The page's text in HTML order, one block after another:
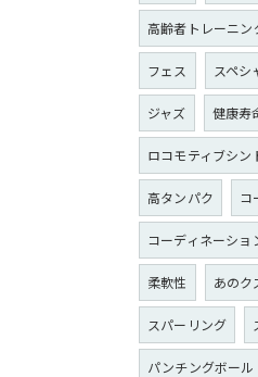
高齢者トレーニン
フェス スペシ
ジャズ 健康寿
ロコモティブシン
高タンパク コ
コーディネーシ
柔軟性 あのク
スパーリング
パンチングボール